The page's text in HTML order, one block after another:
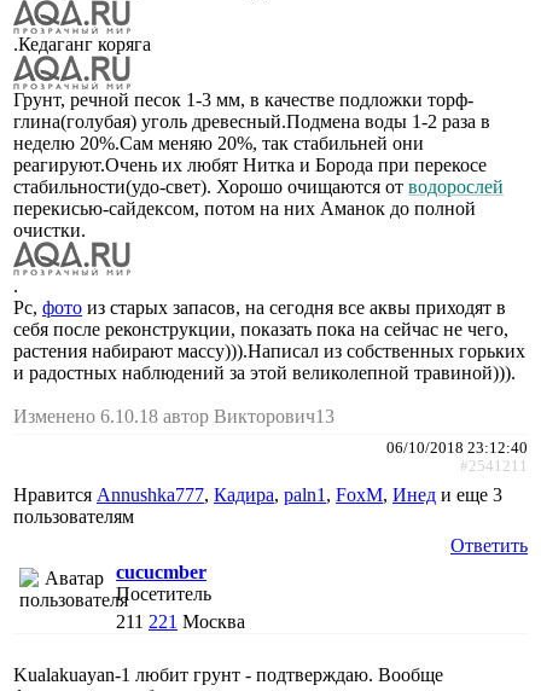
.Кедаганг коряга
Грунт, речной песок 1-3 мм, в качестве подложки торф-
глина(голубая) уголь древесный.Подмена воды 1-2 раза в
неделю 20%.Сам меняю 20%, так стабильней они
реагируют.Очень их любят Нитка и Борода при перекосе
стабильности(удо-свет). Хорошо очищаются от водорослей
перекисью-сайдексом, потом на них Аманок до полной
очистки.
.
Рс, фото из старых запасов, на сегодня все аквы приходят в
себя после реконструкции, показать пока на сейчас не чего,
растения набирают массу))).Написал из собственных горьких
и радостных наблюдений за этой великолепной травиной))).
Изменено 6.10.18 автор Викторович13
06/10/2018 23:12:40
#2541211
Нравится Annushka777, Кадира, paln1 , FoxM, Инед и еще 3
пользователям
Ответить
cucucmber
Посетитель
211 221 Москва
Kualakuayan-1 любит грунт - подтверждаю. Вообще